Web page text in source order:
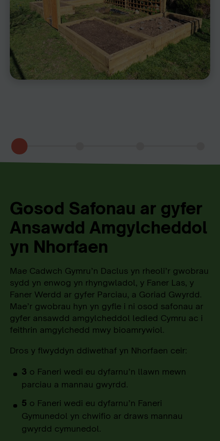
Gosod Safonau ar gyfer
Ansawdd Amgylcheddol
yn Nhorfaen
Mae Cadwch Gymru’n Daclus yn rheoli’r gwobrau
sydd yn enwog yn rhyngwladol, y Faner Las, y
Faner Werdd ar gyfer Parciau, a Goriad Gwyrdd.
Mae’r gwobrau hyn yn gyfle i ni osod safonau ar
gyfer ansawdd amgylcheddol ledled Cymru ac i
feithrin amgylchedd mwy bioamrywiol.
Dros y flwyddyn ddiwethaf yn Nhorfaen ceir:
3 o Faneri wedi eu dyfarnu’n llawn mewn
parciau a mannau gwyrdd.
5 o Faneri wedi eu dyfarnu’n Faneri
Gymunedol yn chwifio ar draws mannau
gwyrdd cymunedol.